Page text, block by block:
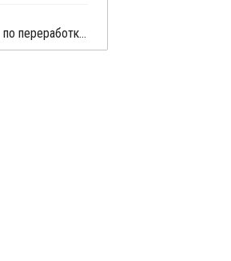
"Лидер ПАК" увеличил мощности по переработке полиэтилена